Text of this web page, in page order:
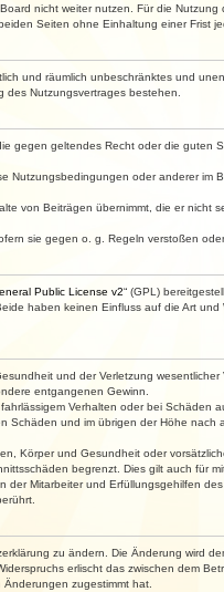
nicht weiter nutzen. Für die
Seiten ohne Einhaltung einer Frist
und räumlich unbeschränktes und
Nutzungsvertrages bestehen.
gegen geltendes Recht oder die
Nutzungsbedingungen oder anderer
von Beiträgen übernimmt, die er
sie gegen o. g. Regeln verstoßen
Public License v2“ (GPL)
haben keinen Einfluss auf die Art
und der Verletzung
entgangenen Gewinn.
Verhalten oder bei
Schäden und im übrigen der Höhe
Körper und Gesundheit oder
begrenzt. Dies gilt auch für
Mitarbeiter und Erfüllungsgehilfen des
zu ändern. Die Änderung wird
erlischt das zwischen dem
zugestimmt hat.